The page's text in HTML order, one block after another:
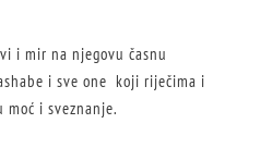
i mir na njegovu časnu
i sve one koji riječima i
moć i sveznanje.